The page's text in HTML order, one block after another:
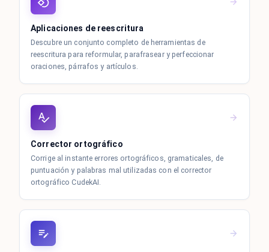
Aplicaciones de reescritura
Descubre un conjunto completo de herramientas de
reescritura para reformular, parafrasear y perfeccionar
oraciones, párrafos y artículos.
Corrector ortográfico
Corrige al instante errores ortográficos, gramaticales, de
puntuación y palabras mal utilizadas con el corrector
ortográfico CudekAI.